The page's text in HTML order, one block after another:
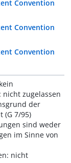
Convention
Convention
Convention
zugelassen
der
(G 7/95)
sind weder
im Sinne von
nicht